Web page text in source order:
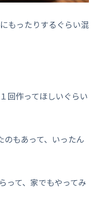
もったりするぐらい混
回作ってほしいぐらい
のもあって、いったん
って、家でもやってみ